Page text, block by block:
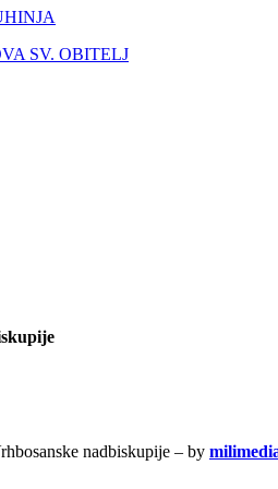
SV. OBITELJ
nadbiskupije – by